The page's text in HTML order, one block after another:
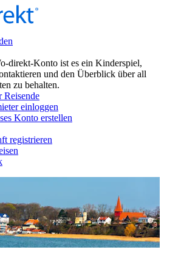
direkt-Konto ist es ein Kinderspiel,
und den Überblick über all
zu behalten.
einloggen
Konto erstellen
registrieren